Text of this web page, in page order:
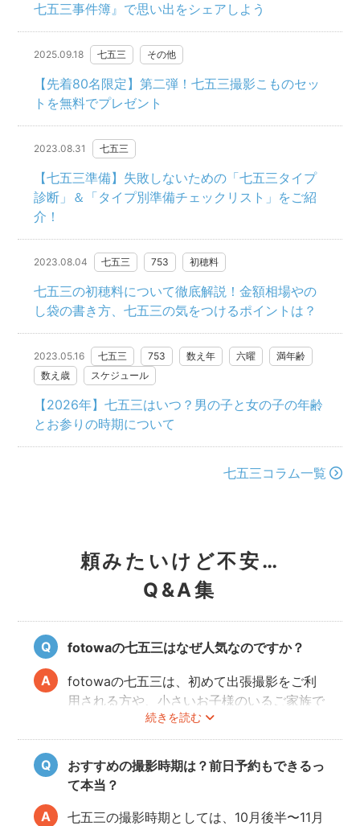
七五三事件簿』で思い出をシェアしよう
2025.09.18 七五三 その他
【先着80名限定】第二弾！七五三撮影こものセッ
トを無料でプレゼント
2023.08.31 七五三
【七五三準備】失敗しないための「七五三タイプ
診断」＆「タイプ別準備チェックリスト」をご紹
介！
2023.08.04 七五三 753 初穂料
七五三の初穂料について徹底解説！金額相場やの
し袋の書き方、七五三の気をつけるポイントは？
2023.05.16 七五三 753 数え年 六曜
満年齢
数え歳
スケジュール
【2026年】七五三はいつ？男の子と女の子の年齢
とお参りの時期について
七五三コラム一覧
頼みたいけど不安…
Q&A集
fotowaの七五三はなぜ人気なのですか？
続きを読む
fotowaの七五三は、初めて出張撮影をご利
用される方や、小さいお子様のいるご家族で
も「安心」して撮影を楽しんでいただけま
す。厳しい審査を通過した、子どもの扱いに
慣れているカメラマンが多数登録していま
す。
ので、リラックスしたいつものお子様の表情
おすすめの撮影時期は？前日予約もできるっ
て本当？
七五三の撮影時期としては、10月後半〜11月